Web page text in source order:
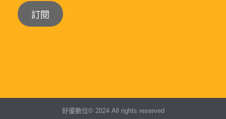
好優數位© 2024 All rights reserved